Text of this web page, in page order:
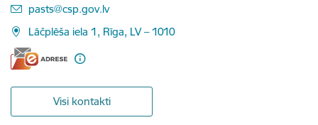
E-pasts:
pasts@csp.gov.lv
Lāčplēša iela 1, Rīga, LV – 1010
Visi kontakti